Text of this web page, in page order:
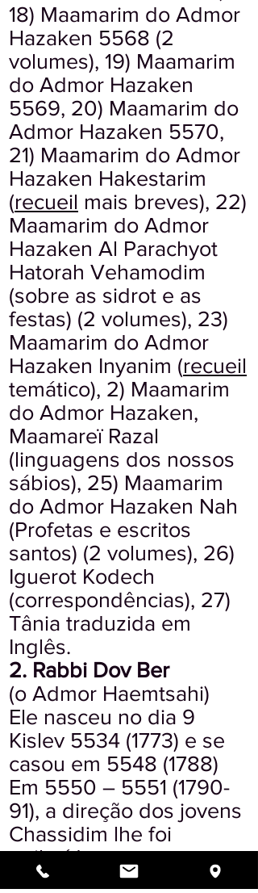
18) Maamarim do Admor
Hazaken 5568 (2
volumes), 19) Maamarim
do Admor Hazaken
5569, 20) Maamarim do
Admor Hazaken 5570,
21) Maamarim do Admor
Hazaken Hakestarim
(recueil mais breves), 22)
Maamarim do Admor
Hazaken Al Parachyot
Hatorah Vehamodim
(sobre as sidrot e as
festas) (2 volumes), 23)
Maamarim do Admor
Hazaken Inyanim (recueil
temático), 2) Maamarim
do Admor Hazaken,
Maamareï Razal
(linguagens dos nossos
sábios), 25) Maamarim
do Admor Hazaken Nah
(Profetas e escritos
santos) (2 volumes), 26)
Iguerot Kodech
(correspondências), 27)
Tânia traduzida em
Inglês.
2. Rabbi Dov Ber
(o Admor Haemtsahi)
Ele nasceu no dia 9
Kislev 5534 (1773) e se
casou em 5548 (1788)
Em 5550 – 5551 (1790-
91), a direção dos jovens
Chassidim lhe foi
atribuída.
Em5573 (1813)
, no mês